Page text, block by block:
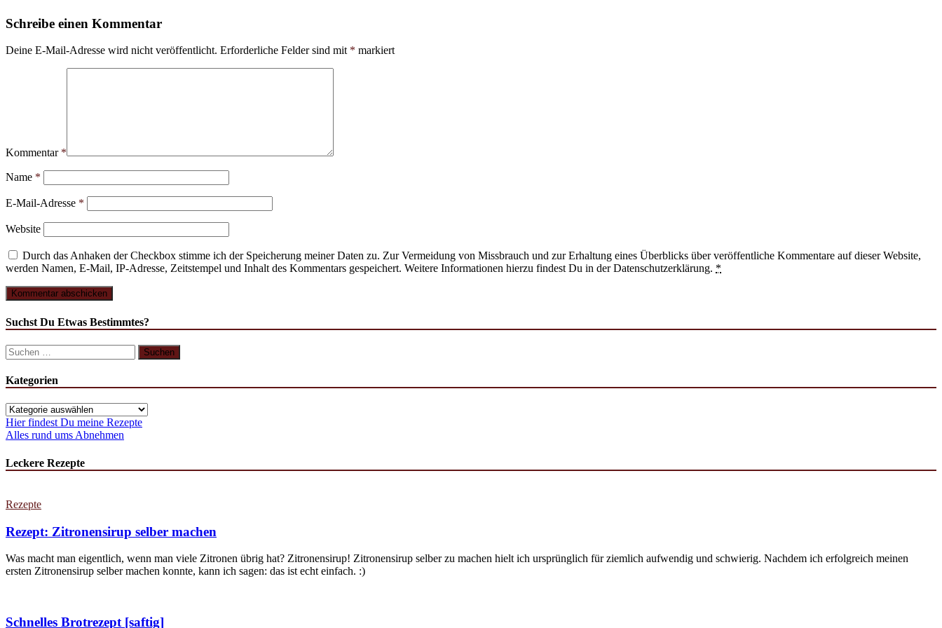
Schreibe einen Kommentar
Deine E-Mail-Adresse wird nicht veröffentlicht. Erforderliche Felder sind mit * markiert
Kommentar *
Name *
E-Mail-Adresse *
Website
Durch das Anhaken der Checkbox stimme ich der Speicherung meiner Daten zu. Zur Vermeidung von Missbrauch und zur Erhaltung eines Überblicks über veröffentliche Kommentare auf dieser Website,
werden Namen, E-Mail, IP-Adresse, Zeitstempel und Inhalt des Kommentars gespeichert. Weitere Informationen hierzu findest Du in der Datenschutzerklärung. *
Suchst Du Etwas Bestimmtes?
Suchen
nach:
Kategorien
Kategorien
Hier findest Du meine Rezepte
Alles rund ums Abnehmen
Leckere Rezepte
Rezepte
Rezept: Zitronensirup selber machen
Was macht man eigentlich, wenn man viele Zitronen übrig hat? Zitronensirup! Zitronensirup selber zu machen hielt ich ursprünglich für ziemlich aufwendig und schwierig. Nachdem ich erfolgreich meinen
ersten Zitronensirup selber machen konnte, kann ich sagen: das ist echt einfach. :)
Schnelles Brotrezept [saftig]